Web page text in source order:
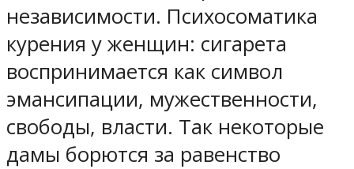
независимости. Психосоматика
курения у женщин: сигарета
воспринимается как символ
эмансипации, мужественности,
свободы, власти. Так некоторые
дамы борются за равенство